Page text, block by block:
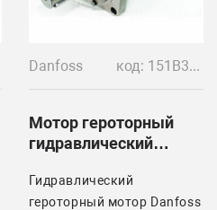
Danfoss код: 151B3103
Мотор героторный
гидравлический
Гидравлический
героторный мотор Danfoss